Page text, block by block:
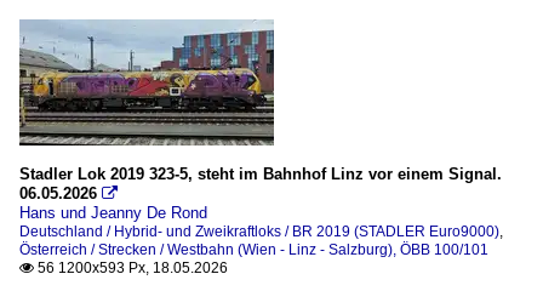
Vorchdorferbahn (Lokalbahn Lambach – Vorchdorf), ÖBB
Triebzüge
BR 4010 (sechsteilige Stadler KISS), in CH eingestellt
BR 4110 (vierteilige Stadler KISS), in CH eingestellt
BR 4744 "Cityjet" (Siemens Desiro ML)
BR 5047 (Jenbacher J 3995)
Stadler Lok 2019 323-5, steht im Bahnhof Linz vor einem Signal.
06.05.2026 
Hans und Jeanny De Rond
Deutschland / Hybrid- und Zweikraftloks / BR 2019 (STADLER Euro9000),
Österreich / Strecken / Westbahn (Wien - Linz - Salzburg), ÖBB 100/101
 56 1200x593 Px, 18.05.2026